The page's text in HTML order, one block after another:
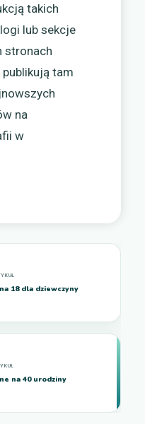
takich
lub sekcje
stronach
tam
na
w
18 dla dziewczyny
na 40 urodziny